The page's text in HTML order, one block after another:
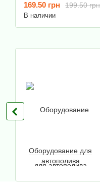
199.50 грн
169.50 грн
В наличии
Оборудование для
автополива